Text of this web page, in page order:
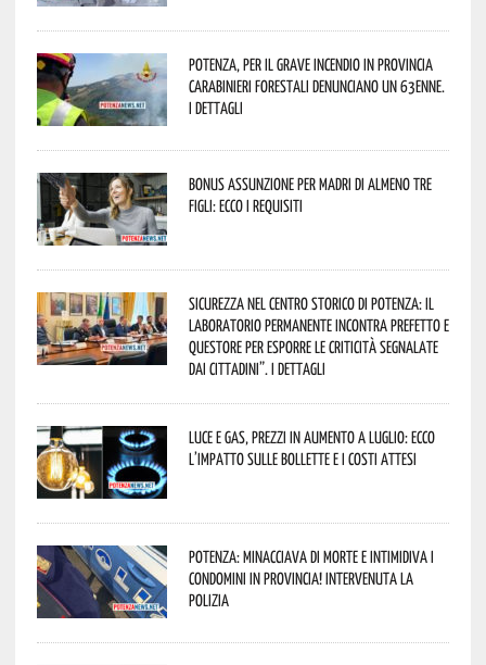
Potenza, per il grave incendio in Provincia
Carabinieri forestali denunciano un 63enne.
I dettagli
Bonus assunzione per madri di almeno tre
figli: ecco i requisiti
Sicurezza nel Centro Storico di Potenza: il
Laboratorio Permanente incontra Prefetto e
Questore per esporre le criticità segnalate
dai cittadini”. I dettagli
Luce e gas, prezzi in aumento a luglio: ecco
l’impatto sulle bollette e i costi attesi
Potenza: minacciava di morte e intimidiva i
condomini in provincia! Intervenuta la
Polizia